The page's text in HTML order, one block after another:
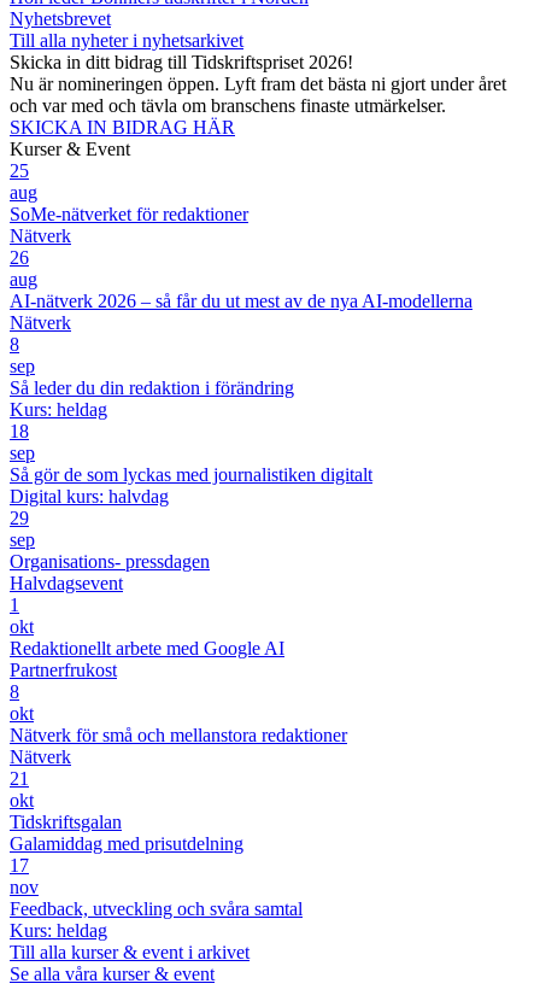
Nyhetsbrevet
Till alla nyheter i nyhetsarkivet
Skicka in ditt bidrag till Tidskriftspriset 2026!
Nu är nomineringen öppen. Lyft fram det bästa ni gjort under året
och var med och tävla om branschens finaste utmärkelser.
SKICKA IN BIDRAG HÄR
Kurser & Event
25
aug
SoMe-nätverket för redaktioner
Nätverk
26
aug
AI-nätverk 2026 – så får du ut mest av de nya AI-modellerna
Nätverk
8
sep
Så leder du din redaktion i förändring
Kurs: heldag
18
sep
Så gör de som lyckas med journalistiken digitalt
Digital kurs: halvdag
29
sep
Organisations- pressdagen
Halvdagsevent
1
okt
Redaktionellt arbete med Google AI
Partnerfrukost
8
okt
Nätverk för små och mellanstora redaktioner
Nätverk
21
okt
Tidskriftsgalan
Galamiddag med prisutdelning
17
nov
Feedback, utveckling och svåra samtal
Kurs: heldag
Till alla kurser & event i arkivet
Se alla våra kurser & event